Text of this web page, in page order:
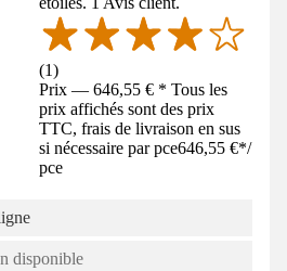
(1)
Prix — 646,55 € * Tous les
prix affichés sont des prix
TTC, frais de livraison en sus
si nécessaire par pce646,55 €*/
pce
disponible